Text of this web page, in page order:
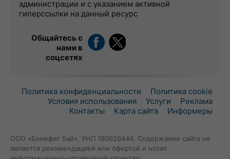
администрации и с указанием активной
гиперссылки на данный ресурс
Общайтесь с
нами в
соцсетях
Политика конфиденциальности
Политика cookie
Условия использования
Услуги
Реклама
Контакты
Карта сайта Информеры
ООО «Бенефит бай», УНП 190929444. Содержание сайта не
является рекомендацией или офертой и носит